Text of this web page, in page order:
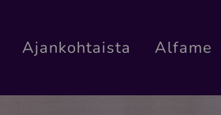
Ajankohtaista Alfame